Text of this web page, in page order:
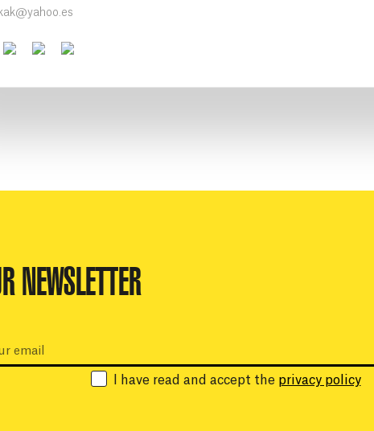
TwitterYoutube
NEWSLETTER
I have read and accept the privacy policy